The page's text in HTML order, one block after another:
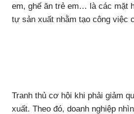
em, ghế ăn trẻ em… là các mặt
tự sản xuất nhằm tạo công việc
Tranh thủ cơ hội khi phải giảm
xuất. Theo đó, doanh nghiệp